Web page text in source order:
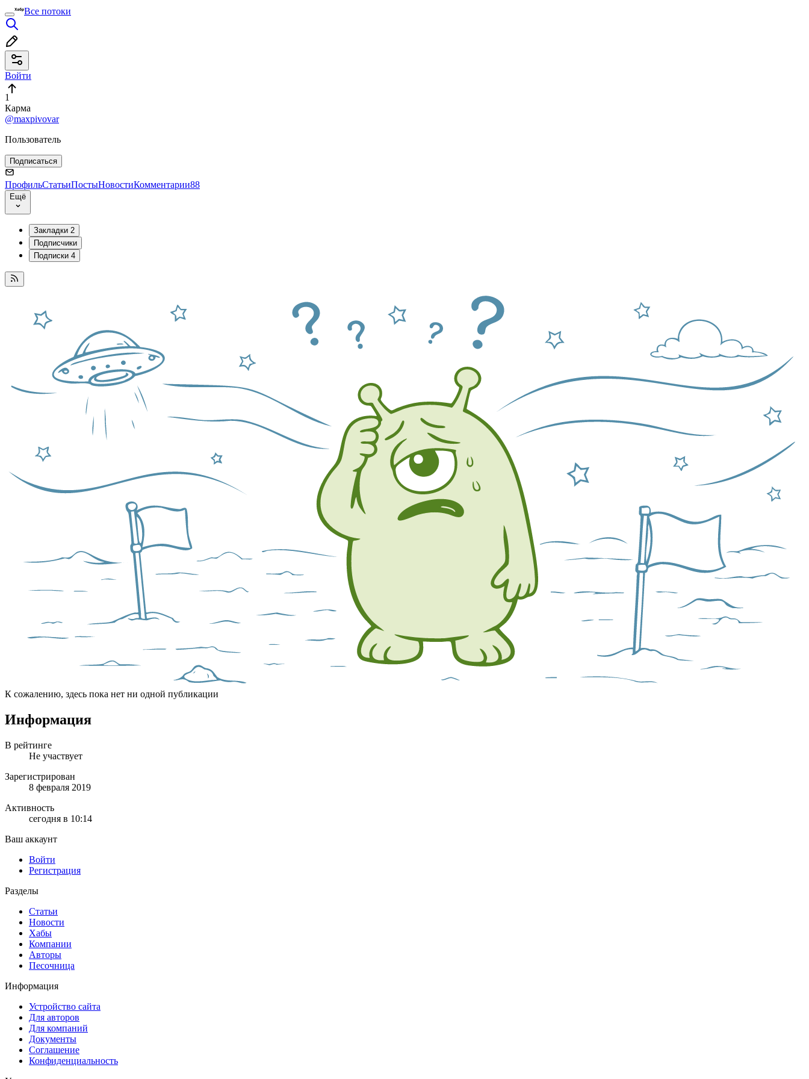
Все потоки
Войти
1
Карма
@maxpivovar
Пользователь
Подписаться
ПрофильСтатьиПостыНовостиКомментарии88
Ещё
Закладки 2
Подписчики
Подписки 4
К сожалению, здесь пока нет ни одной публикации
Информация
В рейтинге
Не участвует
Зарегистрирован
8 февраля 2019
Активность
сегодня в 10:14
Ваш аккаунт
Войти
Регистрация
Разделы
Статьи
Новости
Хабы
Компании
Авторы
Песочница
Информация
Устройство сайта
Для авторов
Для компаний
Документы
Соглашение
Конфиденциальность